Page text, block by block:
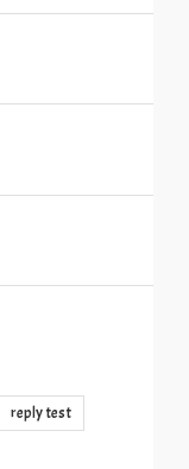
reply test